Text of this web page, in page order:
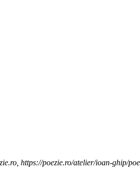
https://poezie.ro/atelier/ioan-ghip/